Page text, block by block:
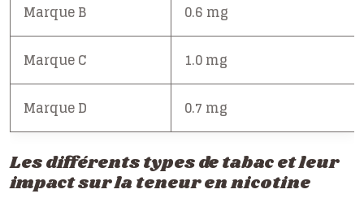
Marque B 0.6 mg
Marque C 1.0 mg
Marque D 0.7 mg
Les différents types de tabac et leur
impact sur la teneur en nicotine